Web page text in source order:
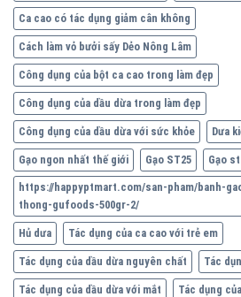
Ca cao có tác dụng giảm cân không
Cách làm vỏ bưởi sấy Dẻo Nông Lâm
Công dụng của bột ca cao trong làm đẹp
Công dụng của dầu dừa trong làm đẹp
Công dụng của dầu dừa với sức khỏe Dưa
Gạo ngon nhất thế giới Gạo ST25 Gạo
https://happyptmart.com/san-pham/banh-
thong-gufoods-500gr-2/
Hủ dưa Tác dụng của ca cao với trẻ em
Tác dụng của dầu dừa nguyên chất Tác
Tác dụng của dầu dừa với mắt Tác dụng